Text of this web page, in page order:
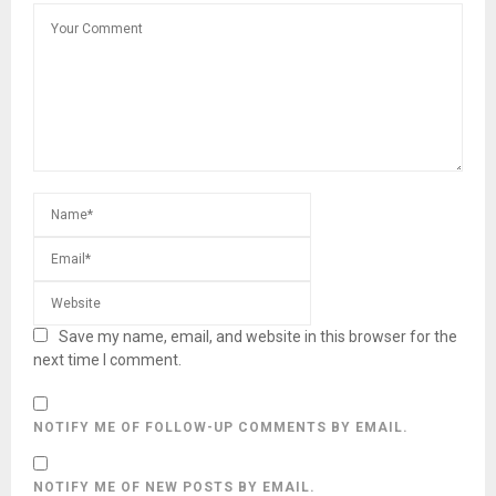
Save my name, email, and website in this browser for the
next time I comment.
NOTIFY ME OF FOLLOW-UP COMMENTS BY EMAIL.
NOTIFY ME OF NEW POSTS BY EMAIL.